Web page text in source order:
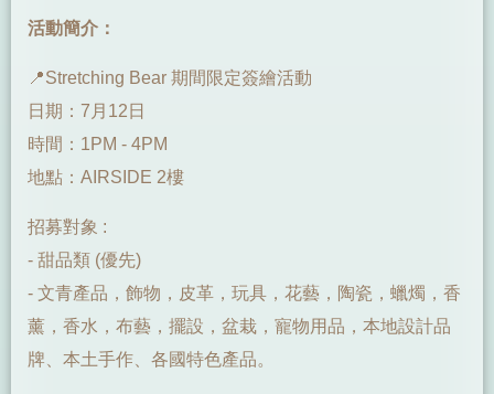
活動簡介：
📍Stretching Bear 期間限定簽繪活動
日期：7月12日
時間：1PM - 4PM
地點：AIRSIDE 2樓
招募對象 :
- 甜品類 (優先)
- 文青產品，飾物，皮革，玩具，花藝，陶瓷，蠟燭，香
薰，香水，布藝，擺設，盆栽，寵物用品，本地設計品
牌、本土手作、各國特色產品。